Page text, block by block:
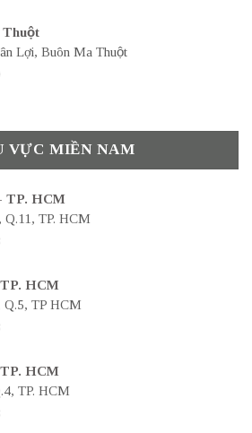
Thuột
Lợi, Buôn Ma Thuột
VỰC MIỀN NAM
TP. HCM
Q.11, TP. HCM
HCM
Q.5, TP HCM
HCM
TP. HCM